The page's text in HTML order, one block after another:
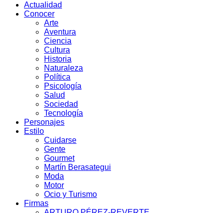
Actualidad
Conocer
Arte
Aventura
Ciencia
Cultura
Historia
Naturaleza
Política
Psicología
Salud
Sociedad
Tecnología
Personajes
Estilo
Cuidarse
Gente
Gourmet
Martín Berasategui
Moda
Motor
Ocio y Turismo
Firmas